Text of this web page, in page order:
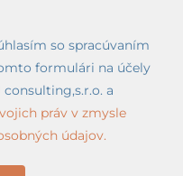
so spracúvaním
formulári na účely
a
práv v zmysle
údajov.